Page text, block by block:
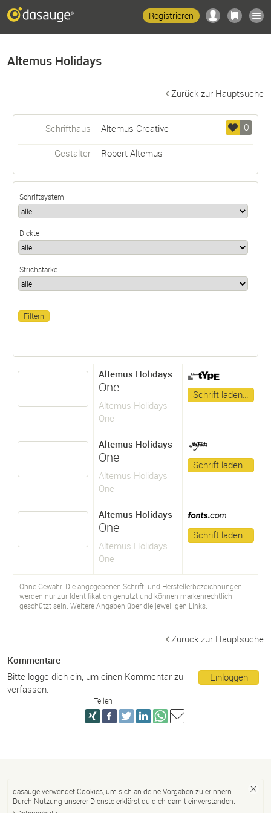
Registrieren
Altemus Holidays
Zurück zur Hauptsuche
0
Schrifthaus Altemus Creative
Gestalter Robert Altemus
Schriftsystem
Dickte
Strichstärke
Altemus Holidays
One
Altemus Holidays
One
Schrift laden…
Altemus Holidays
One
Altemus Holidays
One
Schrift laden…
Altemus Holidays
One
Altemus Holidays
One
Schrift laden…
Ohne Gewähr. Die angegebenen Schrift- und Herstellerbezeichnungen
werden nur zur Identifikation genutzt und können markenrechtlich
geschützt sein. Weitere Angaben über die jeweiligen Links.
Zurück zur Hauptsuche
Kommentare
Einloggen
Bitte logge dich ein, um einen Kommentar zu
verfassen.
Teilen
dasauge verwendet Cookies, um sich an deine Vorgaben zu erinnern.
Durch Nutzung unserer Dienste erklärst du dich damit einverstanden.